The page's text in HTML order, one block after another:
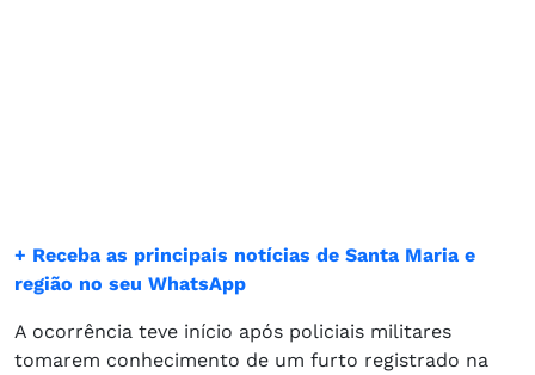
+ Receba as principais notícias de Santa Maria e
região no seu WhatsApp
A ocorrência teve início após policiais militares
tomarem conhecimento de um furto registrado na